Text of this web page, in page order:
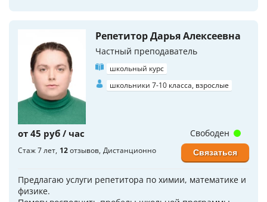
Репетитор Дарья Алексеевна
Частный преподаватель
школьный курс
школьники 7-10 класса, взрослые
от 45 руб / час
Стаж 7 лет 12отзывов Дистанционно
Предлагаю услуги репетитора по химии, математике и
физике.
Свободен
Связаться